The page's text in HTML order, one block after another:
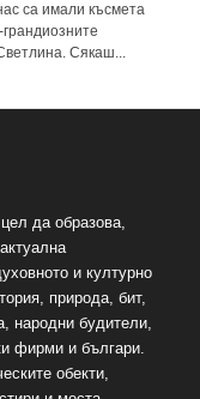
са имали късмета
Сякаш...
да образова,
и културно
природа, бит,
народни будители,
фирми и българи.
обекти,